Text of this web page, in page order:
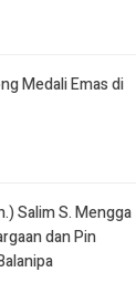
Medali Emas di
Salim S. Mengga
dan Pin